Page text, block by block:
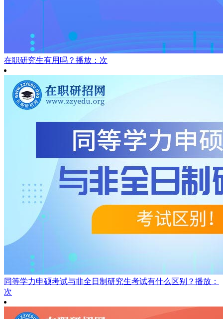
在职研究生有用吗？ 播放：次
同等学力申硕考试与非全日制研究生考试有什么区别？ 播放：
次